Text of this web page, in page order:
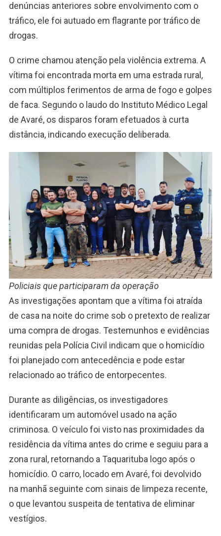
denúncias anteriores sobre envolvimento com o
tráfico, ele foi autuado em flagrante por tráfico de
drogas.
O crime chamou atenção pela violência extrema. A
vítima foi encontrada morta em uma estrada rural,
com múltiplos ferimentos de arma de fogo e golpes
de faca. Segundo o laudo do Instituto Médico Legal
de Avaré, os disparos foram efetuados à curta
distância, indicando execução deliberada.
Policiais que participaram da operação
As investigações apontam que a vítima foi atraída
de casa na noite do crime sob o pretexto de realizar
uma compra de drogas. Testemunhos e evidências
reunidas pela Polícia Civil indicam que o homicídio
foi planejado com antecedência e pode estar
relacionado ao tráfico de entorpecentes.
Durante as diligências, os investigadores
identificaram um automóvel usado na ação
criminosa. O veículo foi visto nas proximidades da
residência da vítima antes do crime e seguiu para a
zona rural, retornando a Taquarituba logo após o
homicídio. O carro, locado em Avaré, foi devolvido
na manhã seguinte com sinais de limpeza recente,
o que levantou suspeita de tentativa de eliminar
vestígios.